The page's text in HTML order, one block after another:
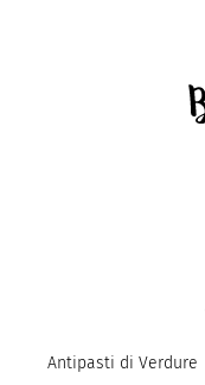
Antipasti di Verdure